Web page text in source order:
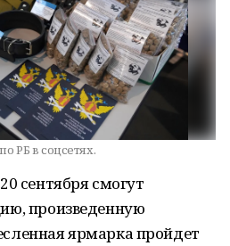
РБ в соцсетях.
сентября смогут
произведенную
ярмарка пройдет